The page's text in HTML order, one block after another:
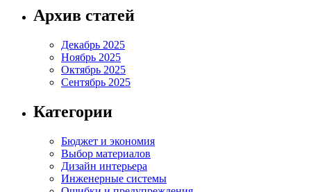
Архив статей
Декабрь 2025
Ноябрь 2025
Октябрь 2025
Сентябрь 2025
Категории
Бюджет и экономия
Выбор материалов
Дизайн интерьера
Инженерные системы